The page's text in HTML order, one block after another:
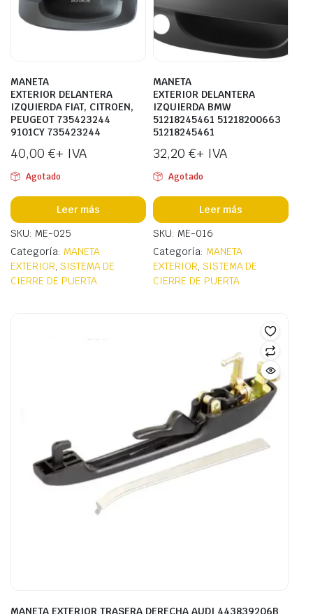
MANETA
EXTERIOR DELANTERA
IZQUIERDA FIAT, CITROEN,
PEUGEOT 735423244
9101CY 735423244
40,00 €+ IVA
Agotado
Leer más
SKU: ME-025
Categoría: MANETA
EXTERIOR, SISTEMA DE
CIERRE DE PUERTA
MANETA
EXTERIOR DELANTERA
IZQUIERDA BMW
51218245461 51218200663
51218245461
32,20 €+ IVA
Agotado
Leer más
SKU: ME-016
Categoría: MANETA
EXTERIOR, SISTEMA DE
CIERRE DE PUERTA
MANETA EXTERIOR TRASERA DERECHA AUDI 443839206B